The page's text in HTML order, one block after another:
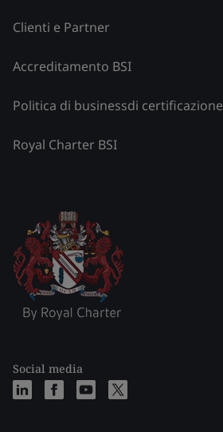
Clienti e Partner
Accreditamento BSI
Politica di businessdi certificazione
Royal Charter BSI
Social media